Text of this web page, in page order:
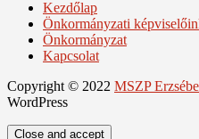
Kezdőlap
Önkormányzati
Önkormányzat
Kapcsolat
Copyright © 2022 MSZP
WordPress